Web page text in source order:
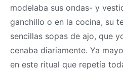
modelaba sus ondas- y
ganchillo o en la cocina, su
sencillas sopas de ajo, que
cenaba diariamente. Ya
en este ritual que repetía